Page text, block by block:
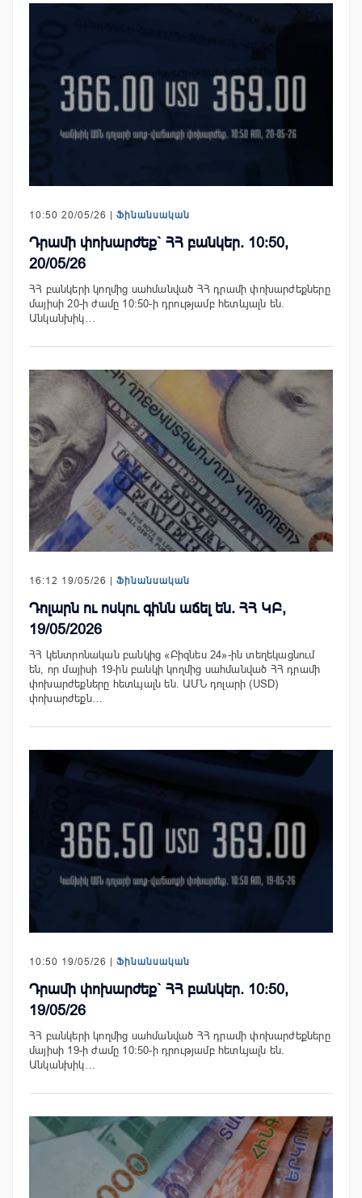
10:50 20/05/26 | Ֆինանսական
Դրամի փոխարժեք` ՀՀ բանկեր. 10:50,
20/05/26
ՀՀ բանկերի կողմից սահմանված ՀՀ դրամի փոխարժեքները
մայիսի 20-ի ժամը 10:50-ի դրությամբ հետևյալն են.
Անկանխիկ…
16:12 19/05/26 | Ֆինանսական
Դոլարն ու ոսկու գինն աճել են. ՀՀ ԿԲ,
19/05/2026
ՀՀ կենտրոնական բանկից «Բիզնես 24»-ին տեղեկացնում
են, որ մայիսի 19-ին բանկի կողմից սահմանված ՀՀ դրամի
փոխարժեքները հետևյալն են. ԱՄՆ դոլարի (USD)
փոխարժեքն…
10:50 19/05/26 | Ֆինանսական
Դրամի փոխարժեք` ՀՀ բանկեր. 10:50,
19/05/26
ՀՀ բանկերի կողմից սահմանված ՀՀ դրամի փոխարժեքները
մայիսի 19-ի ժամը 10:50-ի դրությամբ հետևյալն են.
Անկանխիկ…